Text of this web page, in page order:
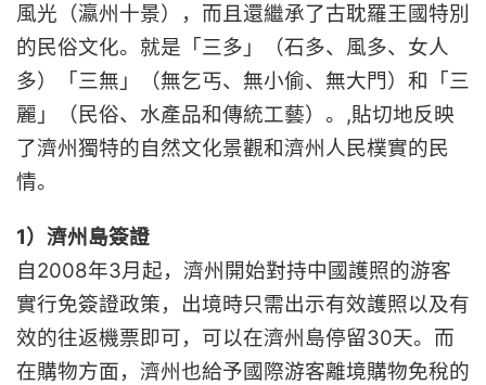
風光（瀛州十景），而且還繼承了古耽羅王國特別
的民俗文化。就是「三多」（石多、風多、女人
多）「三無」（無乞丐、無小偷、無大門）和「三
麗」（民俗、水產品和傳統工藝）。,貼切地反映
了濟州獨特的自然文化景觀和濟州人民樸實的民
情。
1）濟州島簽證
自2008年3月起，濟州開始對持中國護照的游客
實行免簽證政策，出境時只需出示有效護照以及有
效的往返機票即可，可以在濟州島停留30天。而
在購物方面，濟州也給予國際游客離境購物免稅的